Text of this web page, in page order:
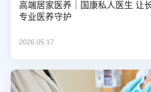
高端居家医养｜国康私人医生 让
专业医养守护
2026.05.17